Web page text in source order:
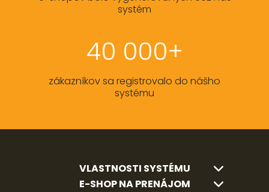
systém
40 000+
zákazníkov sa registrovalo do nášho
systému
VLASTNOSTI SYSTÉMU
E-SHOP NA PRENÁJOM